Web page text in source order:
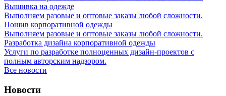
Вышивка на одежде
Выполняем разовые и оптовые заказы любой сложности.
Пошив корпоративной одежды
Выполняем разовые и оптовые заказы любой сложности.
Разработка дизайна корпоративной одежды
Услуги по разработке полноценных дизайн-проектов с
полным авторским надзором.
Все новости
Новости